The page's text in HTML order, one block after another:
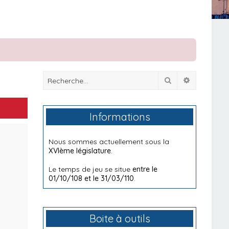
Rechercher
Informations
Nous sommes actuellement sous la
XVIème législature.
Le temps de jeu se situeentre le
01/10/108 et le 31/03/110.
Boite à outils